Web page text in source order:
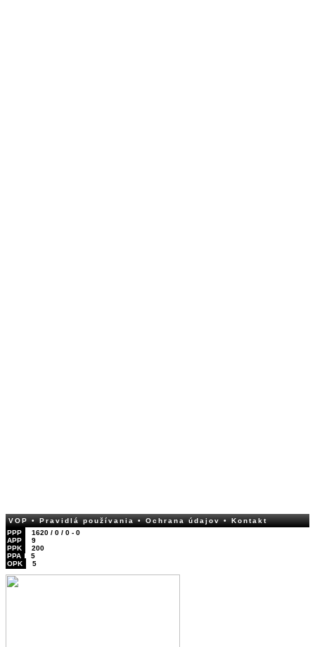
VOP• Pravidlá používania• Ochrana údajov• Kontakt
PPP
1620 / 0 / 0 - 0
APP
9
PPK
200
PPA 5
OPK
5